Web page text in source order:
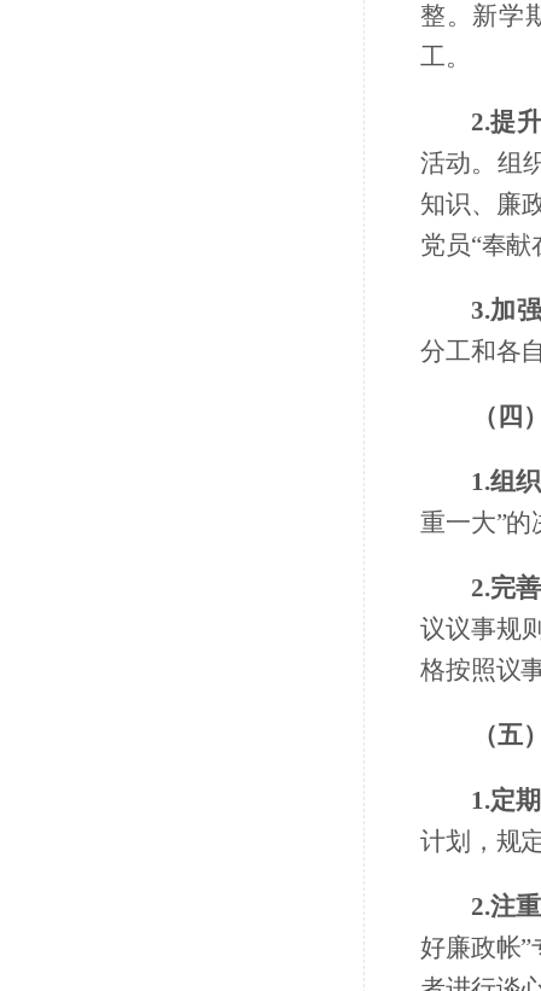
整。新学
工。
2.提
活动。组
知识、廉
党员“奉献
3.加
分工和各
（四
1.组
重一大”
2.完
议议事规
格按照议
（五
1.定
计划，规
2.注
好廉政帐